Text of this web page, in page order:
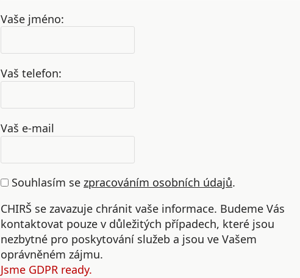
Vaše jméno:
Vaš telefon:
Vaš e-mail
Souhlasím se zpracováním osobních údajů.
CHIRŠ se zavazuje chránit vaše informace. Budeme Vás
kontaktovat pouze v důležitých případech, které jsou
nezbytné pro poskytování služeb a jsou ve Vašem
oprávněném zájmu.
Jsme GDPR ready.